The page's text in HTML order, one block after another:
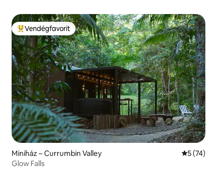
Kiemelt vendégfavorit
Vendégfavorit
Miniház – Currumbin Valley Átlagos
5 (74)
Glow Falls